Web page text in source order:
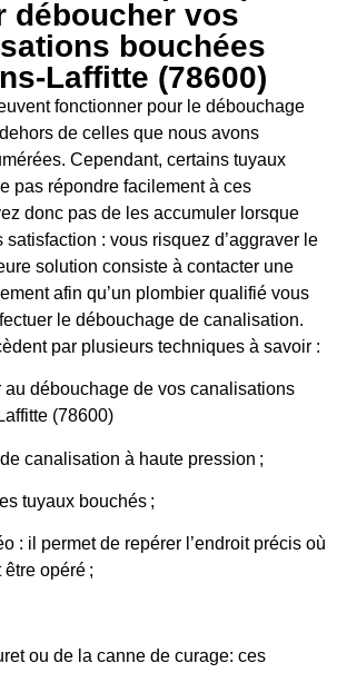
déboucher vos
bouchées
Laffitte (78600)
fonctionner pour le débouchage
de celles que nous avons
Cependant, certains tuyaux
pas répondre facilement à ces
donc pas de les accumuler lorsque
satisfaction : vous risquez d’aggraver le
solution consiste à contacter une
afin qu’un plombier qualifié vous
le débouchage de canalisation.
par plusieurs techniques à savoir :
au débouchage de vos canalisations
(78600)
canalisation à haute pression ;
tuyaux bouchés ;
: il permet de repérer l’endroit précis où
opéré ;
ou de la canne de curage: ces